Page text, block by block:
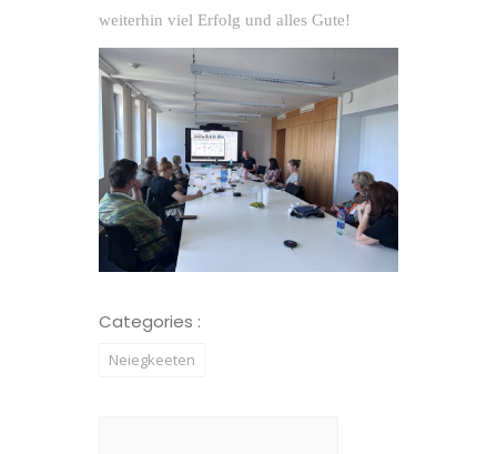
weiterhin viel Erfolg und alles Gute!
Categories :
Neiegkeeten